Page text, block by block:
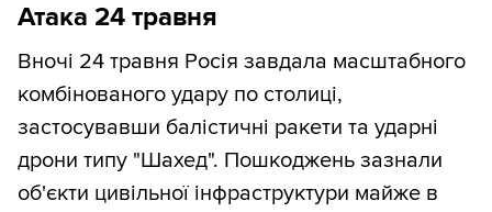
Атака 24 травня
Вночі 24 травня Росія завдала масштабного
комбінованого удару по столиці,
застосувавши балістичні ракети та ударні
дрони типу "Шахед". Пошкоджень зазнали
об'єкти цивільної інфраструктури майже в